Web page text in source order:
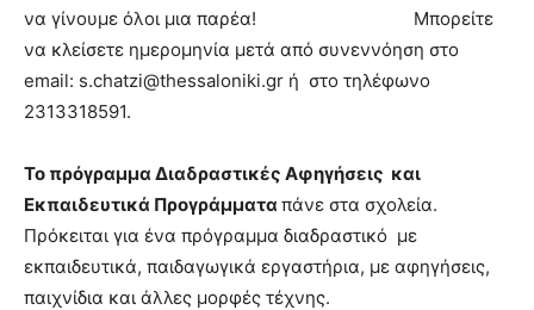
να γίνουμε όλοι μια παρέα! Μπορείτε
να κλείσετε ημερομηνία μετά από συνεννόηση στο
email: s.chatzi@thessaloniki.gr ή στο τηλέφωνο
2313318591.
Το πρόγραμμα Διαδραστικές Αφηγήσεις και
Εκπαιδευτικά Προγράμματα πάνε στα σχολεία.
Πρόκειται για ένα πρόγραμμα διαδραστικό με
εκπαιδευτικά, παιδαγωγικά εργαστήρια, με αφηγήσεις,
παιχνίδια και άλλες μορφές τέχνης.